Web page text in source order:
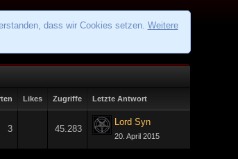
dass wir Cookies setzen. Weitere
Likes Zugriffe Letzte Antwort
3 45.283
Lord Syn
20. April 2015